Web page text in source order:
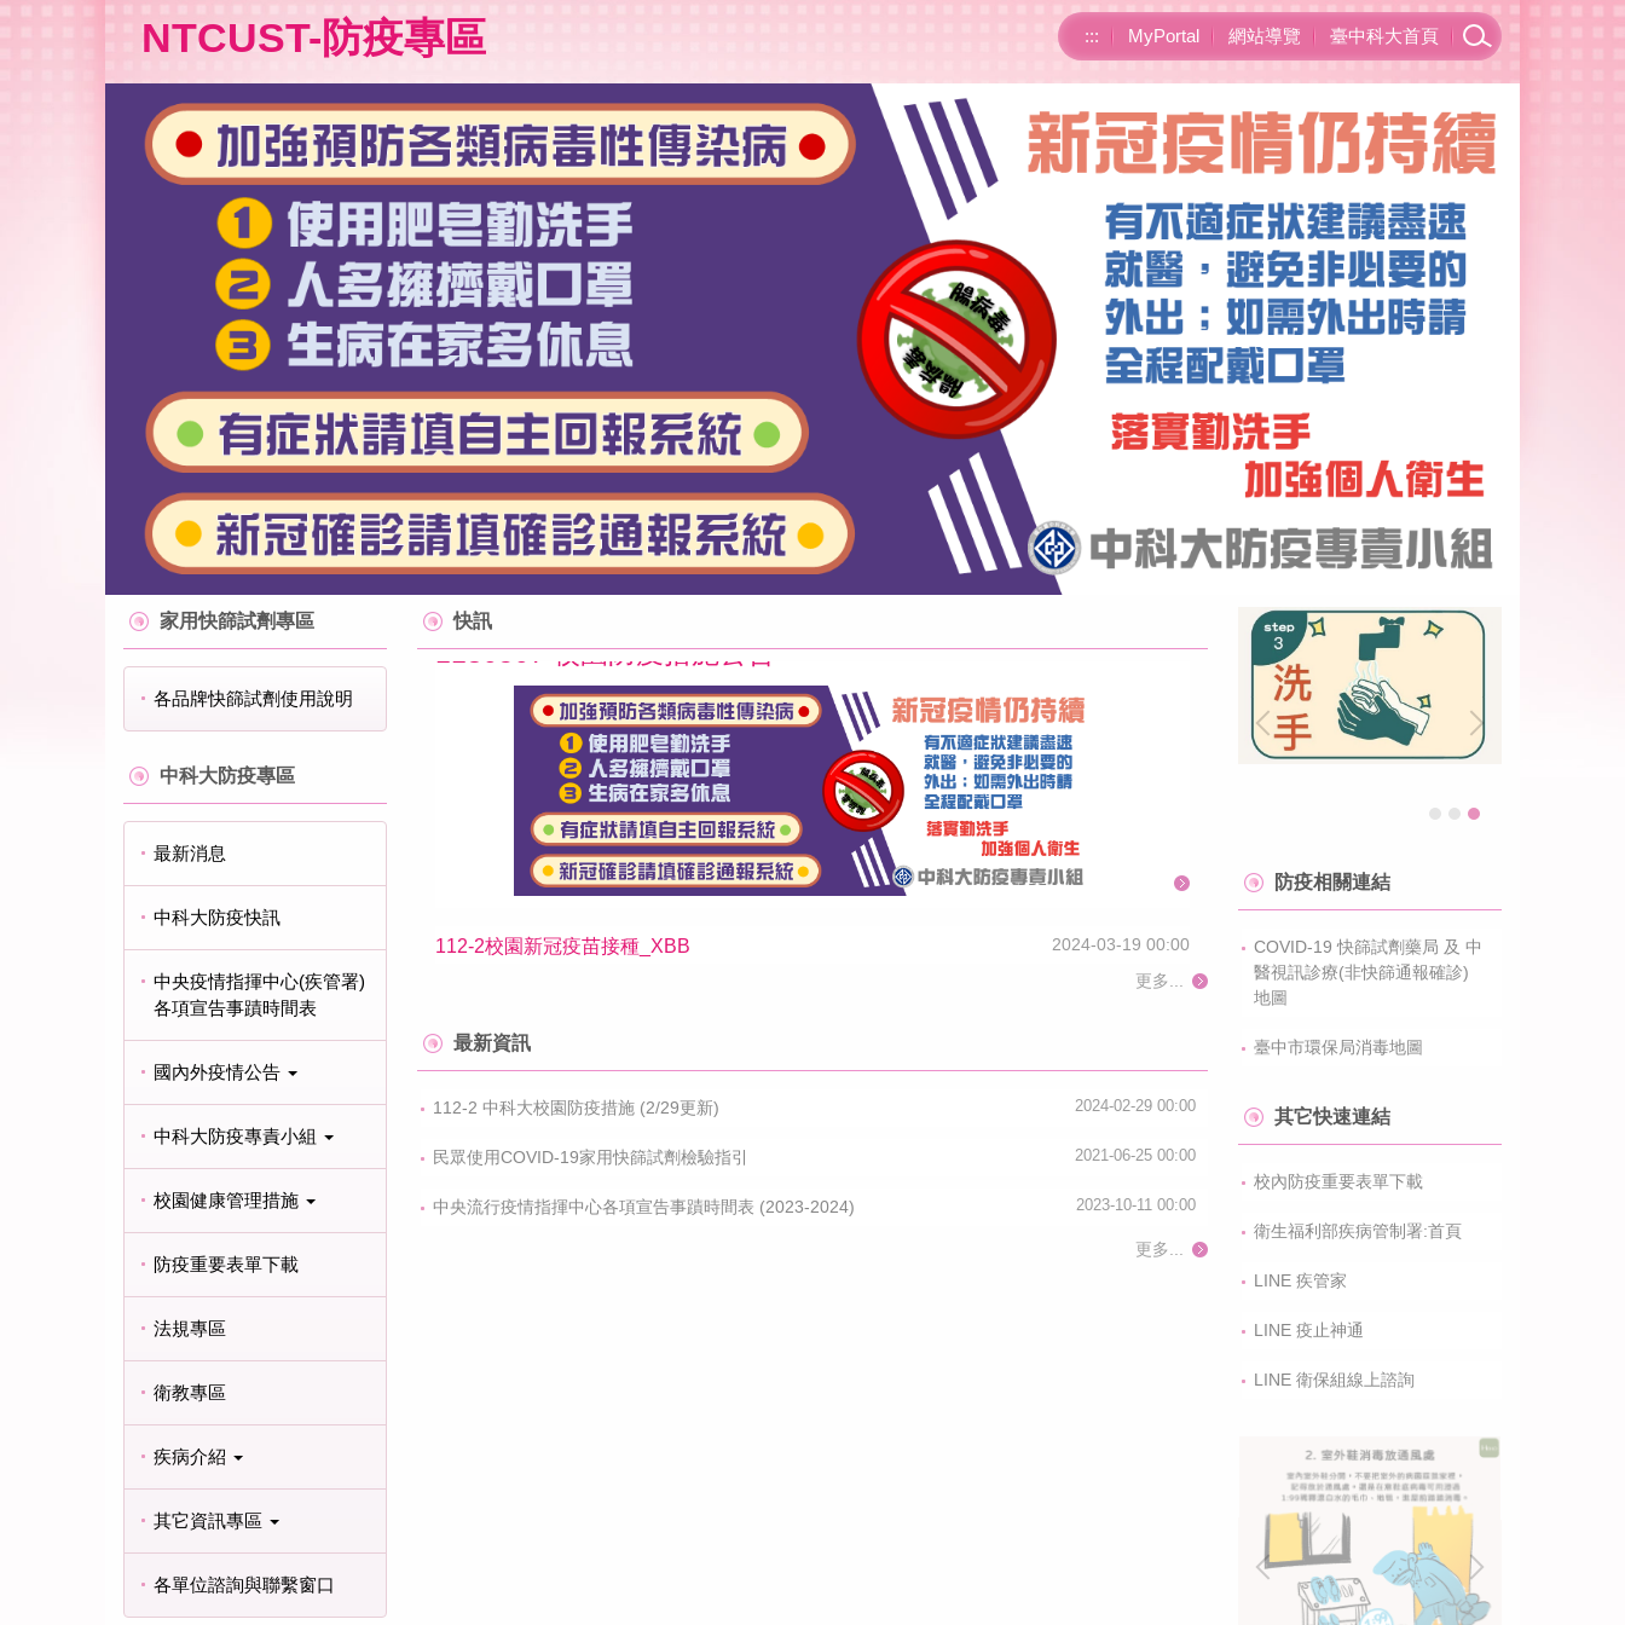
NTCUST-防疫專區 ::: MyPortal 網站導覽 臺中科大首頁
家用快篩試劑專區
各品牌快篩試劑使用說明
中科大防疫專區
最新消息
中科大防疫快訊
中央疫情指揮中心(疾管署)
各項宣告事蹟時間表
國內外疫情公告
中科大防疫專責小組
校園健康管理措施
防疫重要表單下載
法規專區
衛教專區
疾病介紹
其它資訊專區
各單位諮詢與聯繫窗口
快訊
1130507 校園防疫措施公告
112-2校園新冠疫苗接種_XBB 2024-03-19 00:00
2024-02-29 00:00
更多...
最新資訊
112-2 中科大校園防疫措施 (2/29更新) 2024-02-29 00:00
民眾使用COVID-19家用快篩試劑檢驗指引 2021-06-25 00:00
中央流行疫情指揮中心各項宣告事蹟時間表 (2023-2024) 2023-10-11 00:00
更多...
防疫相關連結
COVID-19 快篩試劑藥局 及 中
醫視訊診療(非快篩通報確診)
地圖
臺中市環保局消毒地圖
其它快速連結
校內防疫重要表單下載
衛生福利部疾病管制署:首頁
LINE 疾管家
LINE 疫止神通
LINE 衛保組線上諮詢